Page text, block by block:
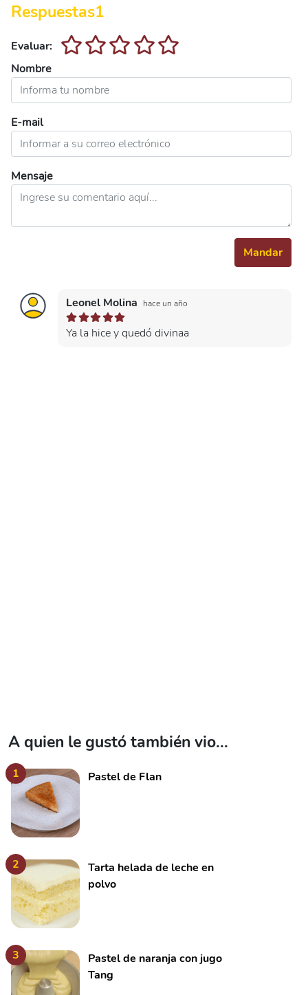
Respuestas1
Evaluar:
Nombre
E-mail
Mensaje
Mandar
Leonel Molina hace un año
Ya la hice y quedó divinaa
A quien le gustó también vio...
1 Pastel de Flan
2
Tarta helada de leche en
polvo
3
Pastel de naranja con jugo
Tang